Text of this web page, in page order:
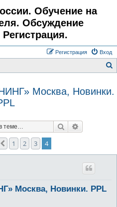
Обучение на
Обсуждение
Вход
Регистрация
Москва, Новинки.
Поиск
Пред.
1 2 3 4
Москва, Новинки. PPL